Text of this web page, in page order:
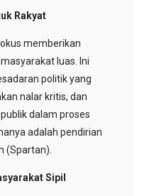
Rakyat
memberikan
luas. Ini
politik yang
nalar kritis, dan
dalam proses
adalah pendirian
(Spartan).
Sipil